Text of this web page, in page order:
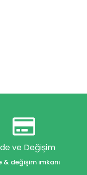
ve Değişim
& değişim imkanı